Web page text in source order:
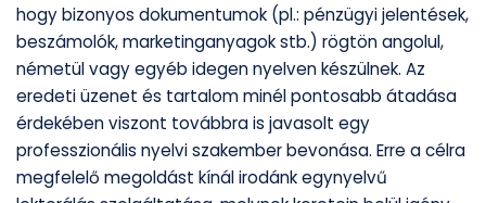
hogy bizonyos dokumentumok (pl.: pénzügyi jelentések,
beszámolók, marketinganyagok stb.) rögtön angolul,
németül vagy egyéb idegen nyelven készülnek. Az
eredeti üzenet és tartalom minél pontosabb átadása
érdekében viszont továbbra is javasolt egy
professzionális nyelvi szakember bevonása. Erre a célra
megfelelő megoldást kínál irodánk egynyelvű